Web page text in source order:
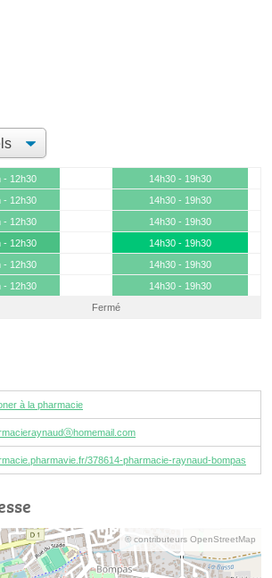
- 12h30
14h30 - 19h30
- 12h30
14h30 - 19h30
- 12h30
14h30 - 19h30
- 12h30
14h30 - 19h30
- 12h30
14h30 - 19h30
- 12h30
14h30 - 19h30
Fermé
à la pharmacie
378614-pharmacie-raynaud-bompas
© contributeurs OpenStreetMap